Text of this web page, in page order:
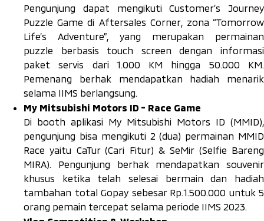
Pengunjung dapat mengikutiCustomer’s Journey
Puzzle Game di Aftersales Corner, zona “Tomorrow
Life’s Adventure”, yang merupakan permainan
puzzle berbasis touch screen dengan informasi
paket servis dari 1.000 KM hingga 50.000 KM.
Pemenang berhak mendapatkan hadiah menarik
selama IIMS berlangsung.
My Mitsubishi Motors ID - Race Game
Di booth aplikasi My Mitsubishi Motors ID (MMID),
pengunjung bisa mengikuti 2 (dua) permainan MMID
Race yaitu CaTur (Cari Fitur) & SeMir (Selfie Bareng
MIRA). Pengunjung berhak mendapatkan souvenir
khusus ketika telah selesai bermain dan hadiah
tambahan total Gopay sebesar Rp.1.500.000 untuk 5
orang pemain tercepat selama periode IIMS 2023.